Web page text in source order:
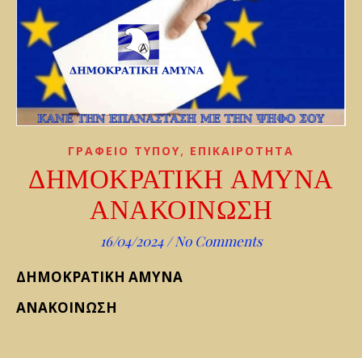
ΓΡΑΦΕΙΟ ΤΥΠΟΥ, ΕΠΙΚΑΙΡΟΤΗΤΑ
ΔΗΜΟΚΡΑΤΙΚΗ ΑΜΥΝΑ
ΑΝΑΚΟΙΝΩΣΗ
16/04/2024 / No Comments
ΔΗΜΟΚΡΑΤΙΚΗ ΑΜΥΝΑ
ΑΝΑΚΟΙΝΩΣΗ